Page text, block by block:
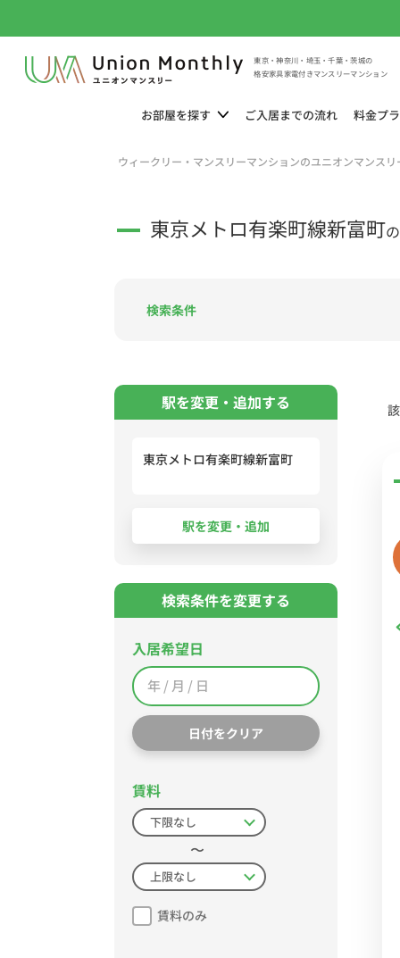
東京・神奈川・埼玉・千葉・茨城の
格安家具家電付きマンスリーマンション
お部屋を探す ご入居までの流れ 料金プ
ウィークリー・マンスリーマンションのユニオンマンスリ
東京メトロ有楽町線新富町
検索条件
駅を変更・追加する
東京メトロ有楽町線新富町
検索条件を変更する
入居希望日
日付をクリア
賃料
〜
賃料のみ